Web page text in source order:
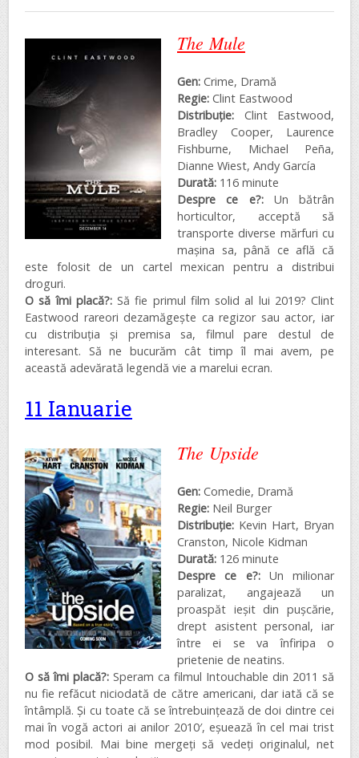
The Mule
Gen: Crime, Dramă
Regie: Clint Eastwood
Distribuţie: Clint Eastwood,
Bradley Cooper, Laurence
Fishburne, Michael Peña,
Dianne Wiest, Andy García
Durată: 116 minute
Despre ce e?:Un bătrân
horticultor, acceptă să
transporte diverse mărfuri cu
mașina sa, până ce află că
este folosit de un cartel mexican pentru a distribui
droguri.
O să îmi placă?:Să fie primul film solid al lui 2019? Clint
Eastwood rareori dezamăgește ca regizor sau actor, iar
cu distribuția și premisa sa, filmul pare destul de
interesant. Să ne bucurăm cât timp îl mai avem, pe
această adevărată legendă vie a marelui ecran.
11 Ianuarie
The Upside
Gen: Comedie, Dramă
Regie: Neil Burger
Distribuţie: Kevin Hart, Bryan
Cranston, Nicole Kidman
Durată: 126 minute
Despre ce e?:Un milionar
paralizat, angajează un
proaspăt ieșit din pușcărie,
drept asistent personal, iar
între ei se va înfiripa o
prietenie de neatins.
O să îmi placă?: Speram ca filmul Intouchable din 2011 să
nu fie refăcut niciodată de către americani, dar iată că se
întâmplă. Și cu toate că se întrebuințează de doi dintre cei
mai în vogă actori ai anilor 2010′, eșuează în cel mai trist
mod posibil. Mai bine mergeți să vedeți originalul, net